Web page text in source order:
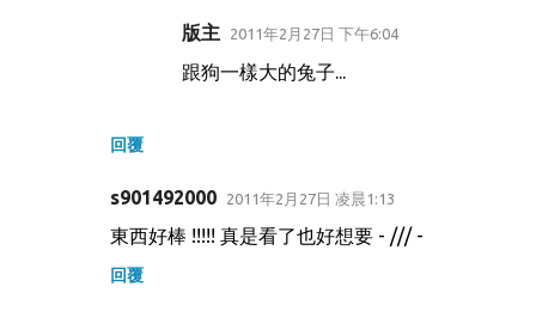
回覆
版主 2011年2月27日 下午6:04
跟狗一樣大的兔子...
s901492000 2011年2月27日 凌晨1:13
東西好棒 !!!!! 真是看了也好想要 - /// -
回覆